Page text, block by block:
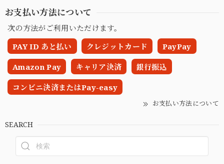
お支払い方法について
次の方法がご利用いただけます。
PAY ID あと払い
クレジットカード PayPay
Amazon Pay キャリア決済 銀行振込
コンビニ決済またはPay-easy
お支払い方法について
SEARCH